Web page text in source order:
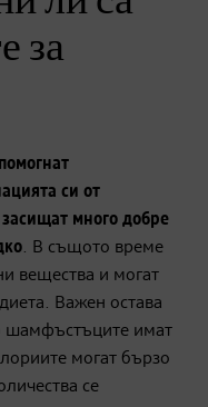
за
си от
много добре
. В същото време
вещества и могат
Важен остава
шамфъстъците имат
могат бързо
се